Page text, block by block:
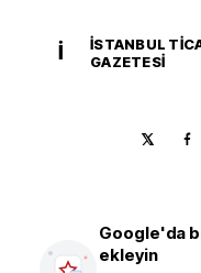
İ
İSTANBUL
GAZETESI
Google'da
ekleyin